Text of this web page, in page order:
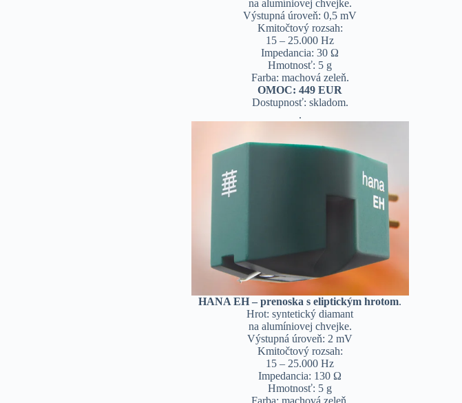
na alumíniovej chvejke.
Výstupná úroveň: 0,5 mV
Kmitočtový rozsah:
15 – 25.000 Hz
Impedancia: 30 Ω
Hmotnosť: 5 g
Farba: machová zeleň.
OMOC: 449 EUR
Dostupnosť: skladom.
.
HANA EH – prenoska s eliptickým hrotom.
Hrot: syntetický diamant
na alumíniovej chvejke.
Výstupná úroveň: 2 mV
Kmitočtový rozsah:
15 – 25.000 Hz
Impedancia: 130 Ω
Hmotnosť: 5 g
Farba: machová zeleň.